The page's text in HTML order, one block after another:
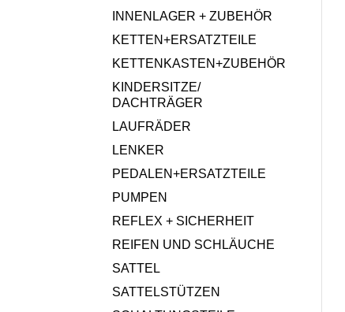
INNENLAGER + ZUBEHÖR
KETTEN+ERSATZTEILE
KETTENKASTEN+ZUBEHÖR
KINDERSITZE/
DACHTRÄGER
LAUFRÄDER
LENKER
PEDALEN+ERSATZTEILE
PUMPEN
REFLEX + SICHERHEIT
REIFEN UND SCHLÄUCHE
SATTEL
SATTELSTÜTZEN